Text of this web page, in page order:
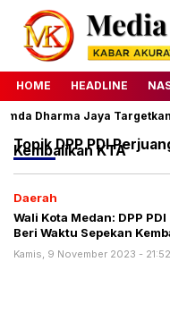
HOME HEADLINE
Dharma Jaya
TopikDPP PDI
Kembalikan KTA
Daerah
Wali Kota Medan: DPP
Beri Waktu Sepekan
Kamis, 9 November 2023 -